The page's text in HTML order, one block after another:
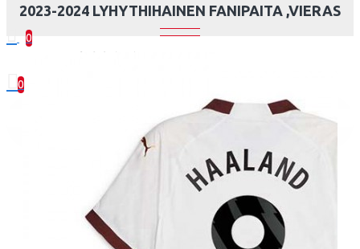
0
0
2023-2024 LYHYTHIHAINEN FANIPAITA ,VIERAS